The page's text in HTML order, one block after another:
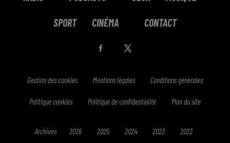
SPORT CINÉMA CONTACT
Gestion des cookies Mentions légales Conditions générales
Politique cookies Politique de confidentialité Plan du site
Archives 2026 2025 2024 2023 2022